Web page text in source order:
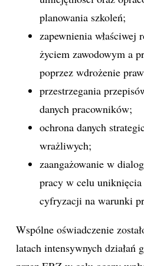
planowania szkoleń;
zapewnienia właściwej
życiem zawodowym a
poprzez wdrożenie
przestrzegania
danych pracowników;
ochrona danych
wrażliwych;
zaangażowanie w
pracy w celu
cyfryzacji na warunki
Wspólne oświadczenie
latach intensywnych działań